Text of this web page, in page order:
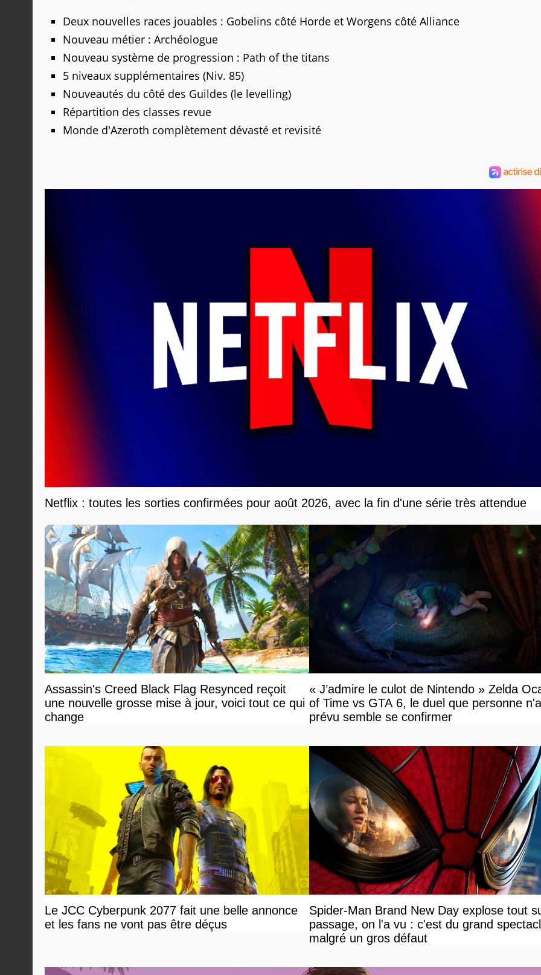
Deux nouvelles races jouables : Gobelins côté Horde et Worgens côté Alliance
Nouveau métier : Archéologue
Nouveau système de progression : Path of the titans
5 niveaux supplémentaires (Niv. 85)
Nouveautés du côté des Guildes (le levelling)
Répartition des classes revue
Monde d'Azeroth complètement dévasté et revisité
Netflix : toutes les sorties confirmées pour août 2026, avec la fin d'une série très attendue
Assassin's Creed Black Flag Resynced reçoit
une nouvelle grosse mise à jour, voici tout ce qui
change
« J’admire le culot de Nintendo » Zelda
of Time vs GTA 6, le duel que personne
prévu semble se confirmer
Le JCC Cyberpunk 2077 fait une belle annonce
et les fans ne vont pas être déçus
Spider-Man Brand New Day explose tout
passage, on l'a vu : c'est du grand
malgré un gros défaut